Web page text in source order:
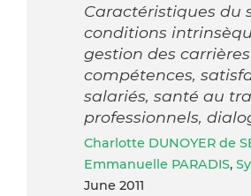
Caractéristiques du
conditions
gestion des
compétences,
salariés, santé au
professionnels,
Charlotte DUNOYER de
Emmanuelle PARADIS,
June 2011